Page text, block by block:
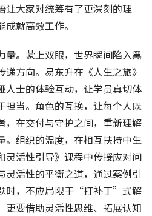
让大家对统筹有了更深刻的理
就高效工作。
。 蒙上双眼，世界瞬间陷入黑
方向。易东升在《人生之旅》
人士的体验互动，让学员真切体
担当。角色的互换，让每个人既
，在交付与守护之间，重新理解
。组织的温度，在相互扶持中生
灵活性引导》课程中传授应对问
灵活性的平衡之道，通过案例引
时，不应局限于“打补丁”式解
要借助灵活性思维、拓展认知